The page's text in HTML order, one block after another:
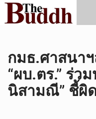
กมธ.ศาสนา
“ผบ.ตร.” ร่ว
นิสามณี” ชี้ผิ